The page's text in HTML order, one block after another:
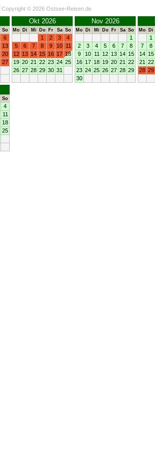
Copyright © 2026 Ostsee-Reisen.de
So
6
13
20
27
Okt 2026
Mo Di Mi Do Fr Sa So
1 2 3
4
5
6 7 8 9 10 11
12 13 14 15 16 17 18
19 20 21 22 23 24 25
26 27 28 29 30 31
Nov 2026
Mo Di Mi Do Fr Sa So
1
2
3 4 5 6 7
8
9
10 11 12 13 14 15
16 17 18 19 20 21 22
23 24 25 26 27 28 29
30
Mo Di
1
7
8
14 15
21 22
28 29
So
4
11
18
25